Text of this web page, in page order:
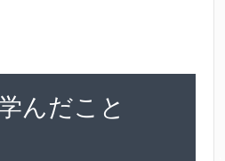
んだこと